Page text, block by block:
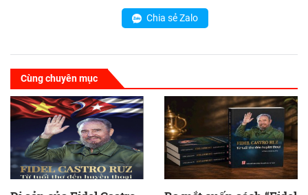
Chia sẻ Zalo
Cùng chuyên mục